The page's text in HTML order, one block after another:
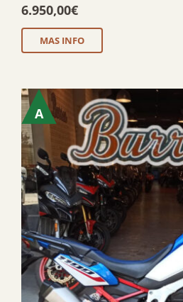
6.950,00€
MAS INFO
A